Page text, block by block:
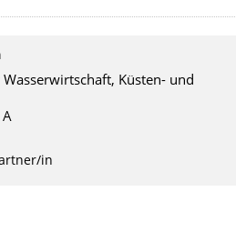
Küsten- und
in